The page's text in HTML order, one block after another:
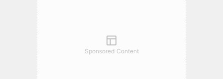
Sponsored Content